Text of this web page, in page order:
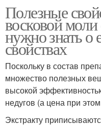
Полезные
восковой моли
нужно знать о
свойствах
Поскольку в состав
множество полезных
высокой
недугов (а цена при
Экстракту